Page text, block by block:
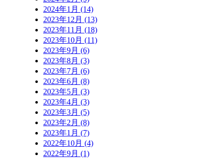
2024年1月 (14)
2023年12月 (13)
2023年11月 (18)
2023年10月 (11)
2023年9月 (6)
2023年8月 (3)
2023年7月 (6)
2023年6月 (8)
2023年5月 (3)
2023年4月 (3)
2023年3月 (5)
2023年2月 (8)
2023年1月 (7)
2022年10月 (4)
2022年9月 (1)